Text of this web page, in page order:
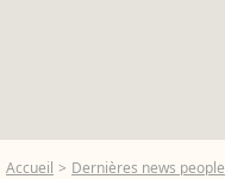
Accueil Dernières news people